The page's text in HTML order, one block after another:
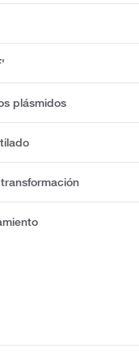
plásmidos